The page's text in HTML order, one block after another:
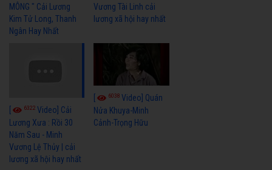
MÔNG " Cải Lương
Kim Tử Long, Thanh
Ngân Hay Nhất
Vương Tài Linh cải
lương xã hội hay nhất
6322 Video] Cải
Lương Xưa : Rồi 30
Năm Sau - Minh
Vương Lệ Thủy | cải
lương xã hội hay nhất
6038Video] Quán
Nửa Khuya-Minh
Cảnh-Trọng Hữu